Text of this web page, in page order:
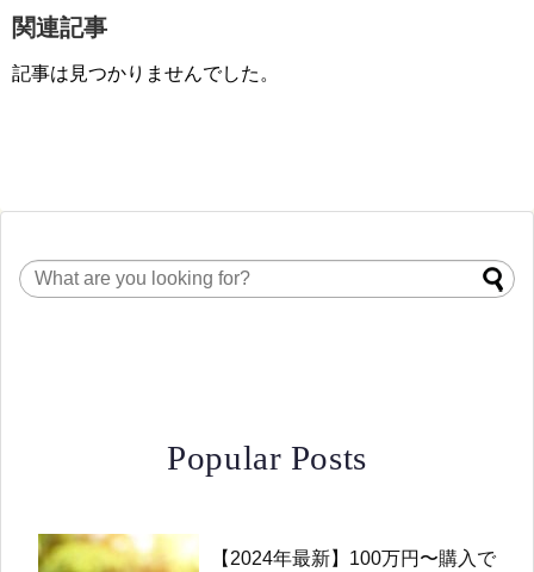
関連記事
記事は見つかりませんでした。
Popular Posts
【2024年最新】100万円〜購入で